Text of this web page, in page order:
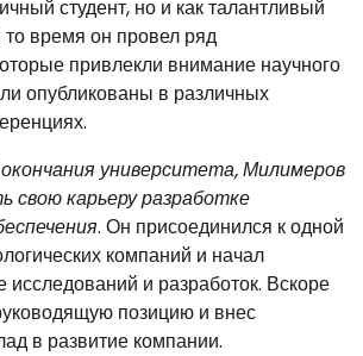
студент, но и как талантливый
то время он провел ряд
привлекли внимание научного
опубликованы в различных
университета, Милимеров
свою карьеру разработке
. Он присоединился к одной
компаний и начал
исследований и разработок. Вскоре
позицию и внес
в развитие компании.